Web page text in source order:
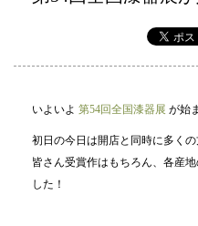
いよいよ 第54回全国漆器展 が始
初日の今日は開店と同時に多くの
皆さん受賞作はもちろん、各産
した！